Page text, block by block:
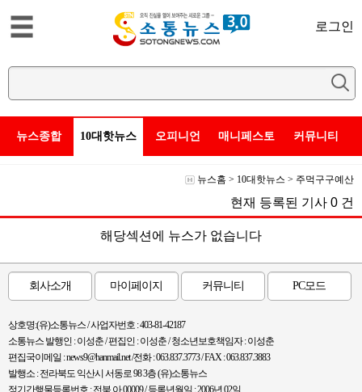
로그인
뉴스종합 10대핫뉴스 오피니언 매니페스토 커뮤니티
뉴스홈 > 10대핫뉴스 > 주먹구구예산
현재 등록된 기사 0 건
해당섹션에 뉴스가 없습니다
회사소개 마이페이지 커뮤니티 PC모드
상호명:(유)소통뉴스 / 사업자번호 : 403-81-42187
소통뉴스 발행인 : 이성춘 / 편집인 : 이성춘 / 청소년보호책임자 : 이성춘
편집국이메일 : news9@hanmail.net /전화 : 063.837.3773 / FAX : 063.837.3883
발행소 : 전라북도 익산시 서동로 98 3층 (유)소통뉴스
정기간행물등록번호 : 전북 아 00009 / 등록년월일 : 2006년 02일